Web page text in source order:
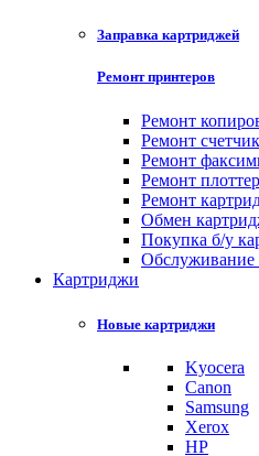
Заправка картриджей
Ремонт принтеров
Ремонт
Ремонт
Ремонт
Ремонт
Ремонт
Обмен
Покупка б/у
Обслуживание
Картриджи
Новые картриджи
Kyocera
Canon
Samsung
Xerox
HP